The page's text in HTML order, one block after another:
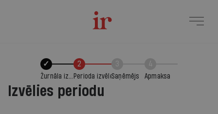
✓
Žurnāla izvēle
2
Perioda izvēleSaņēmējs Apmaksa
Izvēlies periodu